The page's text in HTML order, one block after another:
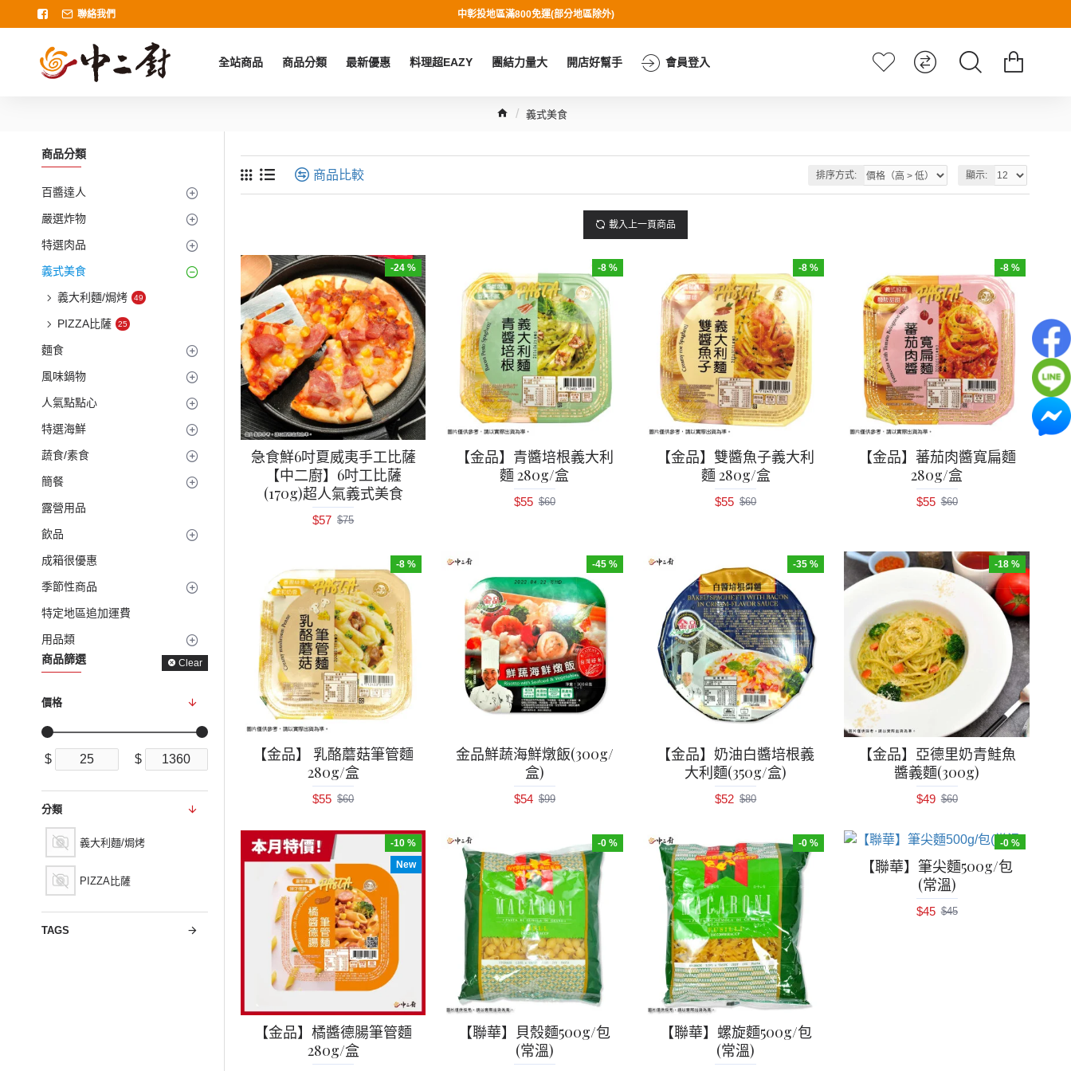
聯絡我們 中彰投地區滿800免運(部分地區除外)
全站商品 商品分類 最新優惠 料理超EAZY 團結力量大 開店好幫手 會員登入
義式美食
商品分類
百醬達人
嚴選炸物
特選肉品
義式美食
義大利麵/焗烤 49
PIZZA比薩 25
麵食
風味鍋物
人氣點點心
特選海鮮
蔬食/素食
簡餐
露營用品
飲品
成箱很優惠
季節性商品
特定地區追加運費
用品類
商品篩選
Clear
價格
$ $
分類
義大利麵/焗烤
PIZZA比薩
TAGS
商品比較 排序方式: 顯示:
載入上一頁商品
-24 %
急食鮮6吋夏威夷手工比薩
【中二廚】6吋工比薩
(170g)超人氣義式美食
$57 $75
-8 %
【金品】青醬培根義大利
麵 280g/盒
$55 $60
-8 %
【金品】雙醬魚子義大利
麵 280g/盒
$55 $60
-8 %
【金品】蕃茄肉醬寬扁麵
280g/盒
$55 $60
-8 %
【金品】 乳酪蘑菇筆管麵
280g/盒
$55 $60
-45 %
金品鮮蔬海鮮燉飯(300g/
盒)
$54 $99
-35 %
【金品】奶油白醬培根義
大利麵(350g/盒)
$52 $80
-18 %
【金品】亞德里奶青鮭魚
醬義麵(300g)
$49 $60
New
-10 %
【金品】橘醬德腸筆管麵
280g/盒
-0 %
【聯華】貝殼麵500g/包
(常溫)
-0 %
【聯華】螺旋麵500g/包
(常溫)
-0 %
【聯華】筆尖麵500g/包
(常溫)
$45 $45